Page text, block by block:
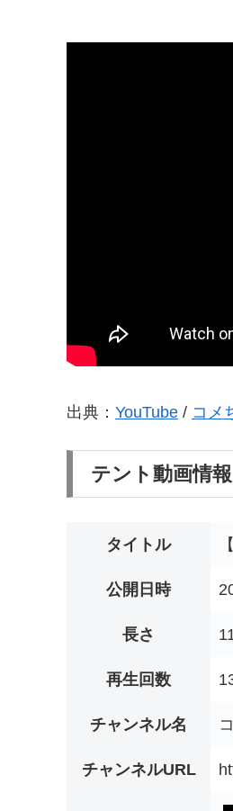
出典： YouTube / コメ
テント動画情報
タイトル
公開日時
長さ
再生回数
チャンネル名
チャンネルURL